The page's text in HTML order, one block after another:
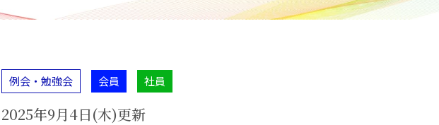
例会・勉強会 会員 社員
2025年9月4日(木)更新